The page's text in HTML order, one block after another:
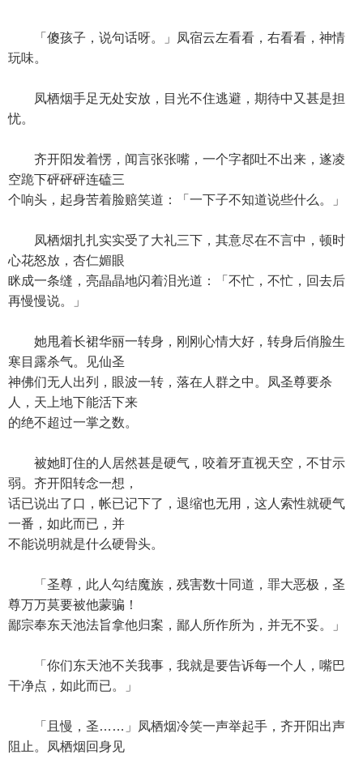
「傻孩子，说句话呀。」凤宿云左看看，右看看，神情
玩味。
凤栖烟手足无处安放，目光不住逃避，期待中又甚是担
忧。
齐开阳发着愣，闻言张张嘴，一个字都吐不出来，遂凌
空跪下砰砰砰连磕三
个响头，起身苦着脸赔笑道：「一下子不知道说些什么。」
凤栖烟扎扎实实受了大礼三下，其意尽在不言中，顿时
心花怒放，杏仁媚眼
眯成一条缝，亮晶晶地闪着泪光道：「不忙，不忙，回去后
再慢慢说。」
她甩着长裙华丽一转身，刚刚心情大好，转身后俏脸生
寒目露杀气。见仙圣
神佛们无人出列，眼波一转，落在人群之中。凤圣尊要杀
人，天上地下能活下来
的绝不超过一掌之数。
被她盯住的人居然甚是硬气，咬着牙直视天空，不甘示
弱。齐开阳转念一想，
话已说出了口，帐已记下了，退缩也无用，这人索性就硬气
一番，如此而已，并
不能说明就是什么硬骨头。
「圣尊，此人勾结魔族，残害数十同道，罪大恶极，圣
尊万万莫要被他蒙骗！
鄙宗奉东天池法旨拿他归案，鄙人所作所为，并无不妥。」
「你们东天池不关我事，我就是要告诉每一个人，嘴巴
干净点，如此而已。」
「且慢，圣……」凤栖烟冷笑一声举起手，齐开阳出声
阻止。凤栖烟回身见